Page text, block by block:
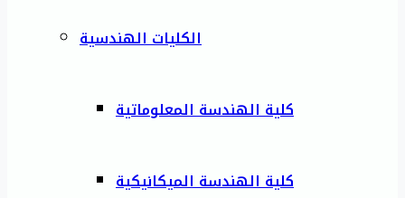
الكليات الهندسية
كلية الهندسة المعلوماتية
كلية الهندسة الميكانيكية